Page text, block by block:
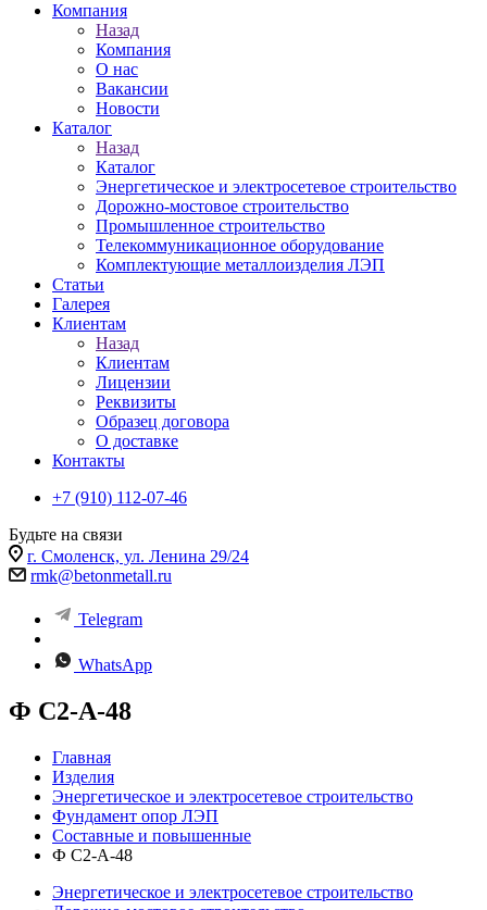
Компания
Назад
Компания
О нас
Вакансии
Новости
Каталог
Назад
Каталог
Энергетическое и электросетевое строительство
Дорожно-мостовое строительство
Промышленное строительство
Телекоммуникационное оборудование
Комплектующие металлоизделия ЛЭП
Статьи
Галерея
Клиентам
Назад
Клиентам
Лицензии
Реквизиты
Образец договора
О доставке
Контакты
+7 (910) 112-07-46
Будьте на связи
г. Смоленск, ул. Ленина 29/24
rmk@betonmetall.ru
Telegram
WhatsApp
Ф С2-А-48
Главная
Изделия
Энергетическое и электросетевое строительство
Фундамент опор ЛЭП
Составные и повышенные
Ф С2-А-48
Энергетическое и электросетевое строительство